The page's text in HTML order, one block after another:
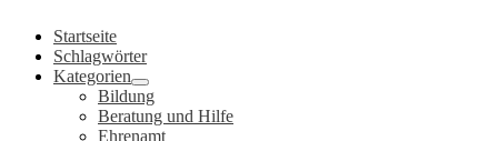
Inhalt
springen
Startseite
Schlagwörter
Kategorien
Bildung
Beratung und Hilfe
Ehrenamt